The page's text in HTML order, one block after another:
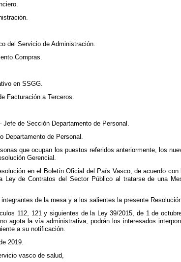
del Servicio de Administración.
Compras.
en SSGG.
Facturación a Terceros.
de Sección Departamento de Personal.
Departamento de Personal.
que ocupan los puestos referidos anteriormente, los
Gerencial.
en el Boletín Oficial del País Vasco, de acuerdo
Ley de Contratos del Sector Público al tratarse de una
de la mesa y a los salientes la presente
112, 121 y siguientes de la Ley 39/2015, de 1 de
agota la vía administrativa, podrán los interesados
a su notificación.
2019.
vasco de salud,